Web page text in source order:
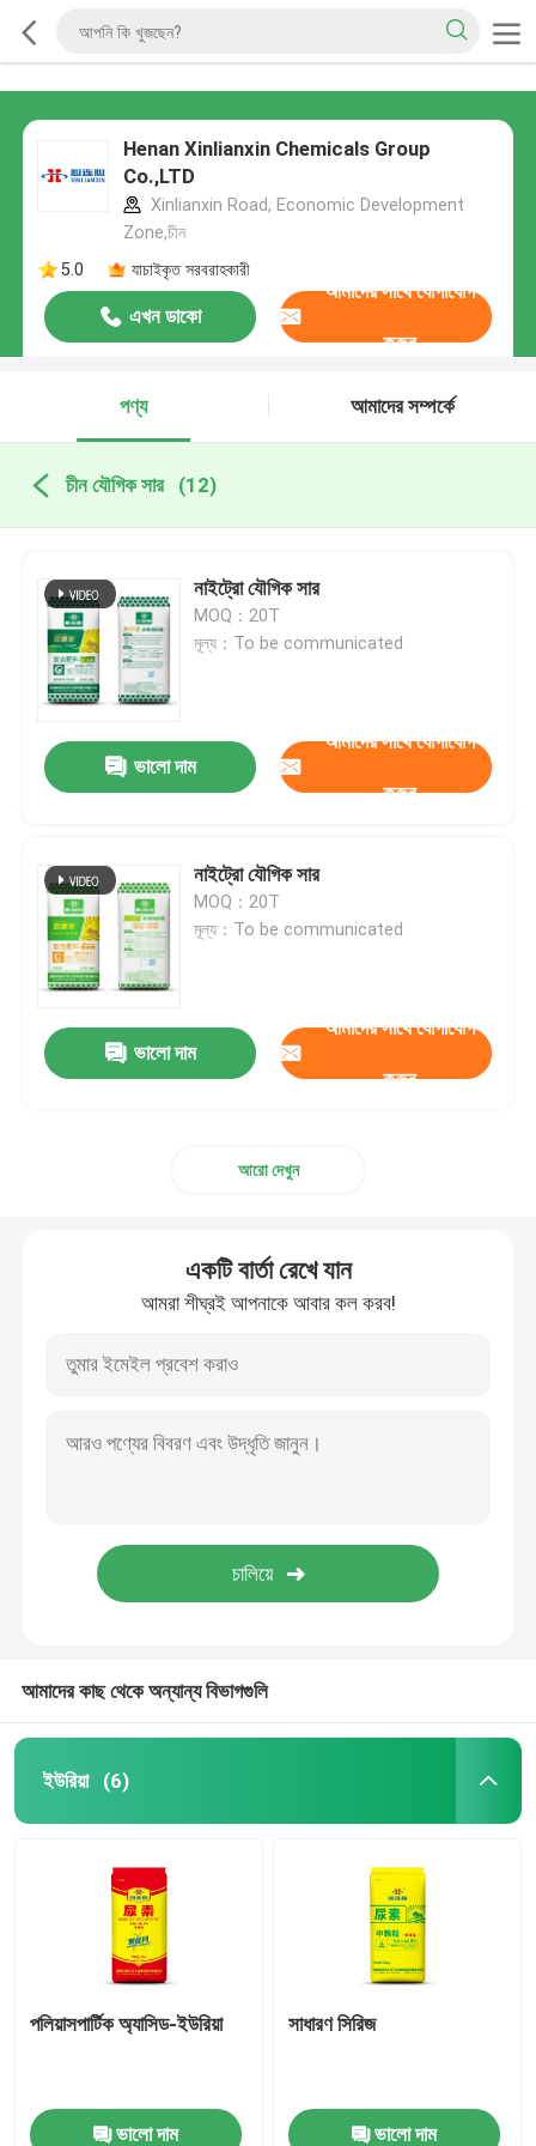
Henan Xinlianxin Chemicals Group
Co.,LTD
Xinlianxin Road, Economic Development
Zone,চীন
5.0
যাচাইকৃত সরবরাহকারী
এখন ডাকো
আমাদের সাথে যোগাযোগ
করুন
পণ্য আমাদের সম্পর্কে
চীন যৌগিক সার (12)
নাইট্রো যৌগিক সার
MOQ：20T
মূল্য：To be communicated
ভালো দাম
আমাদের সাথে যোগাযোগ
করুন
নাইট্রো যৌগিক সার
MOQ：20T
মূল্য：To be communicated
ভালো দাম
আমাদের সাথে যোগাযোগ
করুন
আরো দেখুন
একটি বার্তা রেখে যান
আমরা শীঘ্রই আপনাকে আবার কল করব!
আমাদের কাছ থেকে অন্যান্য বিভাগগুলি
ইউরিয়া (6)
পলিয়াসপার্টিক অ্যাসিড-ইউরিয়া
ভালো দাম
সাধারণ সিরিজ
ভালো দাম